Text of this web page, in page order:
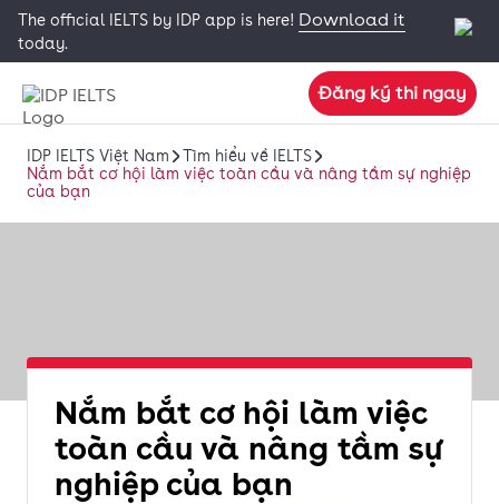
The official IELTS by IDP app is here! Download it
today.
Đăng ký thi ngay
IDP IELTS Việt Nam
Tìm hiểu về IELTS
Nắm bắt cơ hội làm việc toàn cầu và nâng tầm sự nghiệp
của bạn
Nắm bắt cơ hội làm việc
toàn cầu và nâng tầm sự
nghiệp của bạn